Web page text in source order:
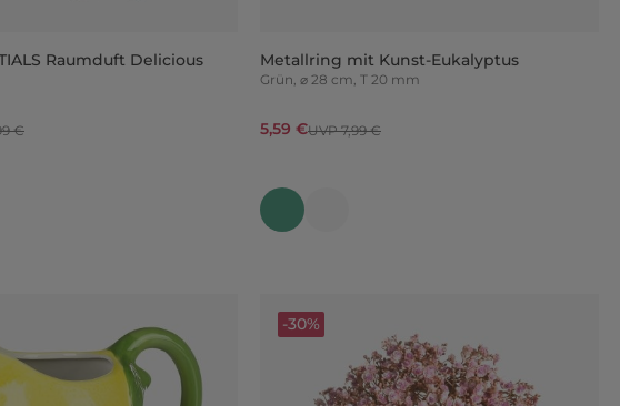
Raumduft Delicious
€
Metallring mit Kunst-Eukalyptus
Grün, ⌀ 28 cm, T 20 mm
5,59 €UVP 7,99 €
-30%